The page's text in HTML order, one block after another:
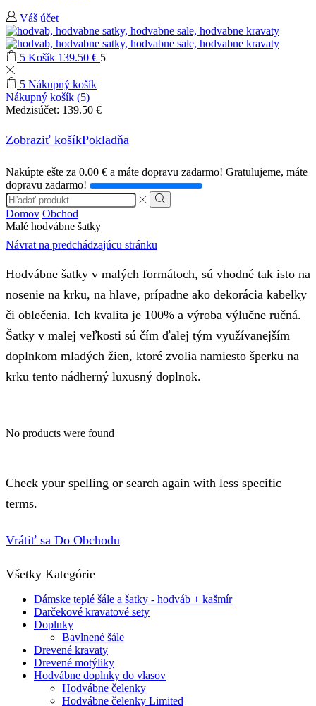
Váš účet
5 Košík 139.50 € 5
5 Nákupný košík
Nákupný košík (5)
Medzisúčet: 139.50 €
Zobraziť košíkPokladňa
Nakúpte ešte za 0.00 € a máte dopravu zadarmo! Gratulujeme, máte
dopravu zadarmo!
Search
input
Search
Domov Obchod
Malé hodvábne šatky
Návrat na predchádzajúcu stránku
Hodvábne šatky v malých formátoch, sú vhodné tak isto na
nosenie na krku, na hlave, prípadne ako dekorácia kabelky
či oblečenia. Ich kvalita je 100% a výroba výlučne ručná.
Šatky v malej veľkosti sú čím ďalej tým využívanejším
doplnkom mladých žien, ktoré zvolia namiesto šperku na
krku tento nádherný luxusný doplnok.
No products were found
Check your spelling or search again with less specific
terms.
Vrátiť sa Do Obchodu
Všetky Kategórie
Dámske teplé šále a šatky - hodváb + kašmír
Darčekové kravatové sety
Doplnky
Bavlnené šále
Drevené kravaty
Drevené motýliky
Hodvábne doplnky do vlasov
Hodvábne čelenky
Hodvábne čelenky Limited